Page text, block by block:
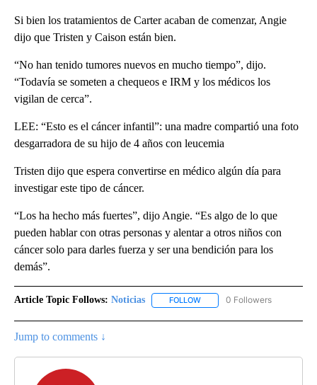
Si bien los tratamientos de Carter acaban de comenzar, Angie
dijo que Tristen y Caison están bien.
“No han tenido tumores nuevos en mucho tiempo”, dijo.
“Todavía se someten a chequeos e IRM y los médicos los
vigilan de cerca”.
LEE: “Esto es el cáncer infantil”: una madre compartió una foto
desgarradora de su hijo de 4 años con leucemia
Tristen dijo que espera convertirse en médico algún día para
investigar este tipo de cáncer.
“Los ha hecho más fuertes”, dijo Angie. “Es algo de lo que
pueden hablar con otras personas y alentar a otros niños con
cáncer solo para darles fuerza y ser una bendición para los
demás”.
Article Topic Follows: Noticias FOLLOW FOLLOW "NOTICIAS" TO
0 Followers
Jump to comments ↓